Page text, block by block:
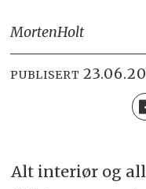
MortenHolt
PUBLISERT
Alt interiør og